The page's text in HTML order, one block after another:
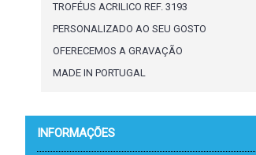
TROFÉUS ACRILICO REF. 3193
PERSONALIZADO AO SEU GOSTO
OFERECEMOS A GRAVAÇÃO
MADE IN PORTUGAL
INFORMAÇÕES